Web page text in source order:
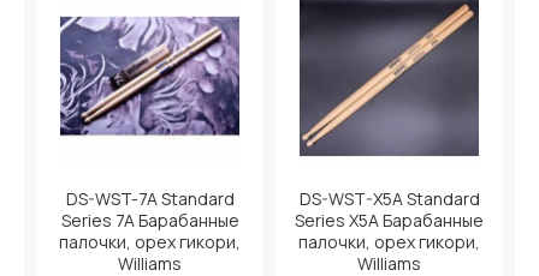
DS-WST-7A Standard
Series 7A Барабанные
палочки, орех гикори,
Williams
DS-WST-X5A Standard
Series X5A Барабанные
палочки, орех гикори,
Williams